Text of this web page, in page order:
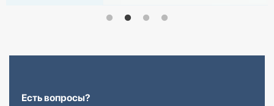
Есть вопросы?